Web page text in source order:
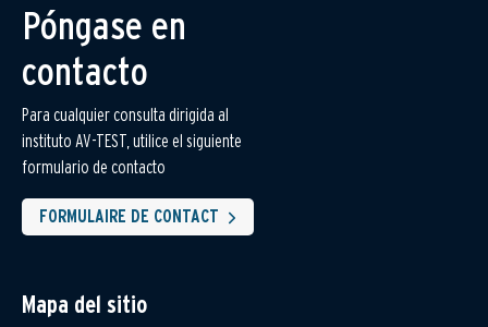
Póngase en
contacto
Para cualquier consulta dirigida al
instituto AV-TEST, utilice el siguiente
formulario de contacto
FORMULAIRE DE CONTACT
Mapa del sitio